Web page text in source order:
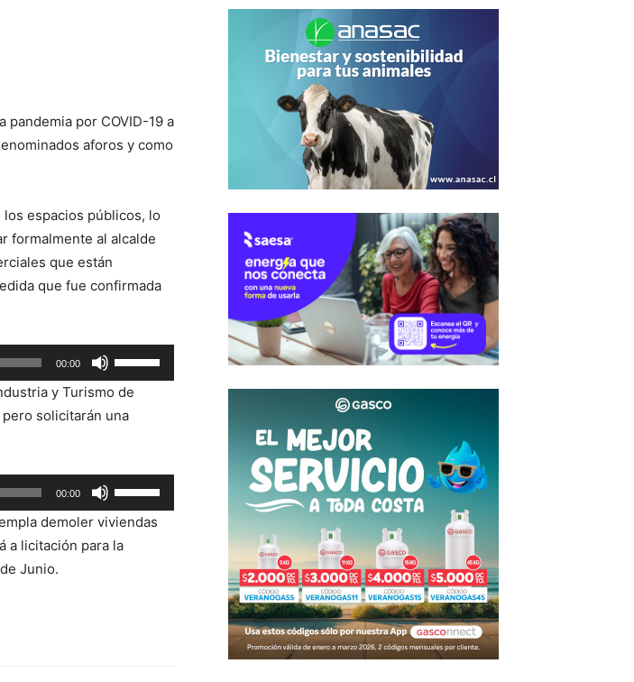
por COVID-19 a
aforos y como
espacios públicos, lo
formalmente al alcalde
que están
que fue confirmada
00:00
las
teclas
de
arriba/abajo
para
aumentar
o
y Turismo de
solicitarán una
00:00
las
teclas
de
demoler viviendas
a licitación para la
Junio.